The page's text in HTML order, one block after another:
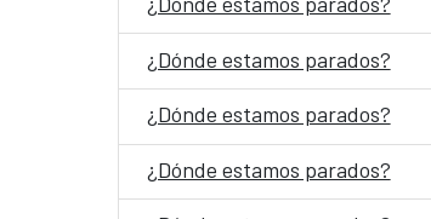
¿Dónde estamos parados?
¿Dónde estamos parados?
¿Dónde estamos parados?